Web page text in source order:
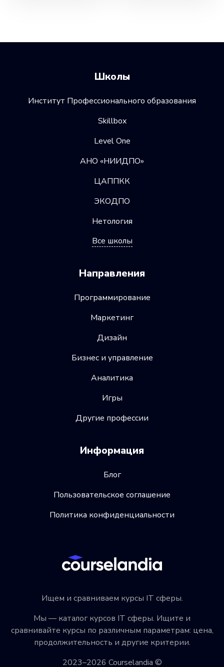
Ищем и сравниваем курсы IT сферы.
Мы — каталог курсов IT сферы. Ищите и
сравнивайте курсы по различным параметрам: цена,
продолжительность и другие критерии.
2023–2026 Courselandia ©
Школы
Институт Профессионального образования
Skillbox
Level One
АНО «НИИДПО»
ЦАППКК
ЭКОДПО
Нетология
Все школы
Направления
Программирование
Маркетинг
Дизайн
Бизнес и управление
Аналитика
Игры
Другие профессии
Информация
Блог
Пользовательское соглашение
Политика конфиденциальности